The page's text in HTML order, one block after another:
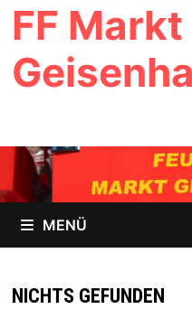
Zum
Inhalt
springen
FF Markt
MENÜ
NICHTS GEFUNDEN